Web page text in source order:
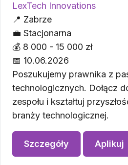
LexTech Innovations
📍 Zabrze
💼 Stacjonarna
💰 8 000 - 15 000 zł
📅 10.06.2026
Poszukujemy prawnika z
technologicznych. Dołącz
zespołu i kształtuj
branży technologicznej.
Szczegóły Aplikuj